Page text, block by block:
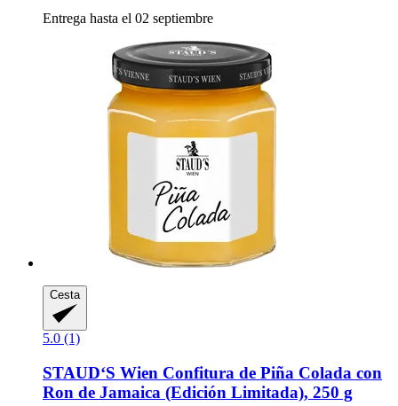
Entrega hasta el 02 septiembre
Cesta
5.0 (1)
STAUD‘S Wien Confitura de Piña Colada con
Ron de Jamaica (Edición Limitada), 250 g